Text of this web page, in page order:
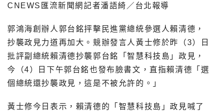
CNEWS匯流新聞網記者潘語綺／台北報導
郭鴻海創辦人郭台銘抨擊民進黨總統參選人賴清德，
抄襲政見力道再加大。競辦發言人黃士修於昨（3）日
批評副總統賴清德抄襲郭台銘「智慧科技島」政見，
今（4）日下午郭台銘也發布臉書文，直指賴清德「選
個總統還抄襲政見，這是不被允許的。」
黃士修今日表示，賴清德的「智慧科技島」政見喊了